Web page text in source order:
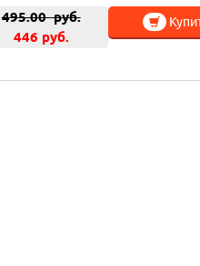
495.00руб.
446 руб.